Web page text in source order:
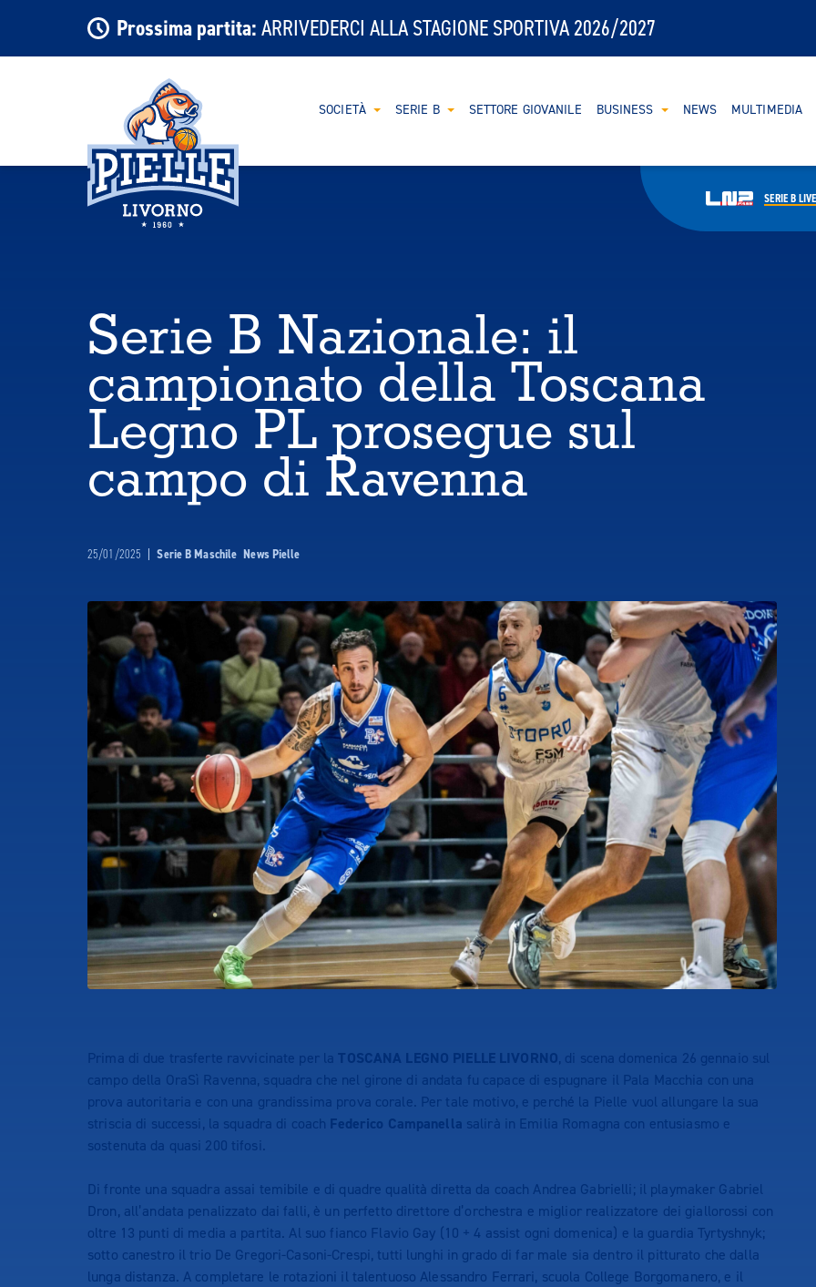
Prossima partita:ARRIVEDERCI ALLA STAGIONE SPORTIVA 2026/2027
SOCIETÀ SERIE B SETTORE GIOVANILE BUSINESS NEWS MULTIMEDIA
SERIE B
Serie B Nazionale: il
campionato della Toscana
Legno PL prosegue sul
campo di Ravenna
25/01/2025 | Serie B Maschile News Pielle
Prima di due trasferte ravvicinate per laTOSCANA LEGNO PIELLE LIVORNO, di scena domenica 26 gennaio sul
campo della OraSì Ravenna, squadra che nel girone di andata fu capace di espugnare il Pala Macchia con una
prova autoritaria e con una grandissima prova corale. Per tale motivo, e perché la Pielle vuol allungare la sua
striscia di successi, la squadra di coach Federico Campanella salirà in Emilia Romagna con entusiasmo e
sostenuta da quasi 200 tifosi.
Di fronte una squadra assai temibile e di quadre qualità diretta da coach Andrea Gabrielli; il playmaker Gabriel
Dron, all’andata penalizzato dai falli, è un perfetto direttore d’orchestra e miglior realizzatore dei giallorossi con
oltre 13 punti di media a partita. Al suo fianco Flavio Gay (10 + 4 assist ogni domenica) e la guardia Tyrtyshnyk;
sotto canestro il trio De Gregori-Casoni-Crespi, tutti lunghi in grado di far male sia dentro il pitturato che dalla
lunga distanza. A completare le rotazioni il talentuoso Alessandro Ferrari, scuola College Borgomanero, e il